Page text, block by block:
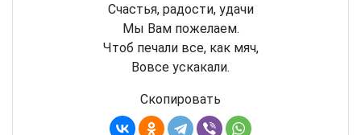
Счастья, радости, удачи
Мы Вам пожелаем.
Чтоб печали все, как мяч,
Вовсе ускакали.
Скопировать